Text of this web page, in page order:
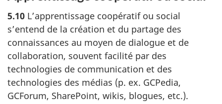
5.10 L’apprentissage coopératif ou social
s’entend de la création et du partage des
connaissances au moyen de dialogue et de
collaboration, souvent facilité par des
technologies de communication et des
technologies des médias (p. ex. GCPedia,
GCForum, SharePoint, wikis, blogues, etc.).